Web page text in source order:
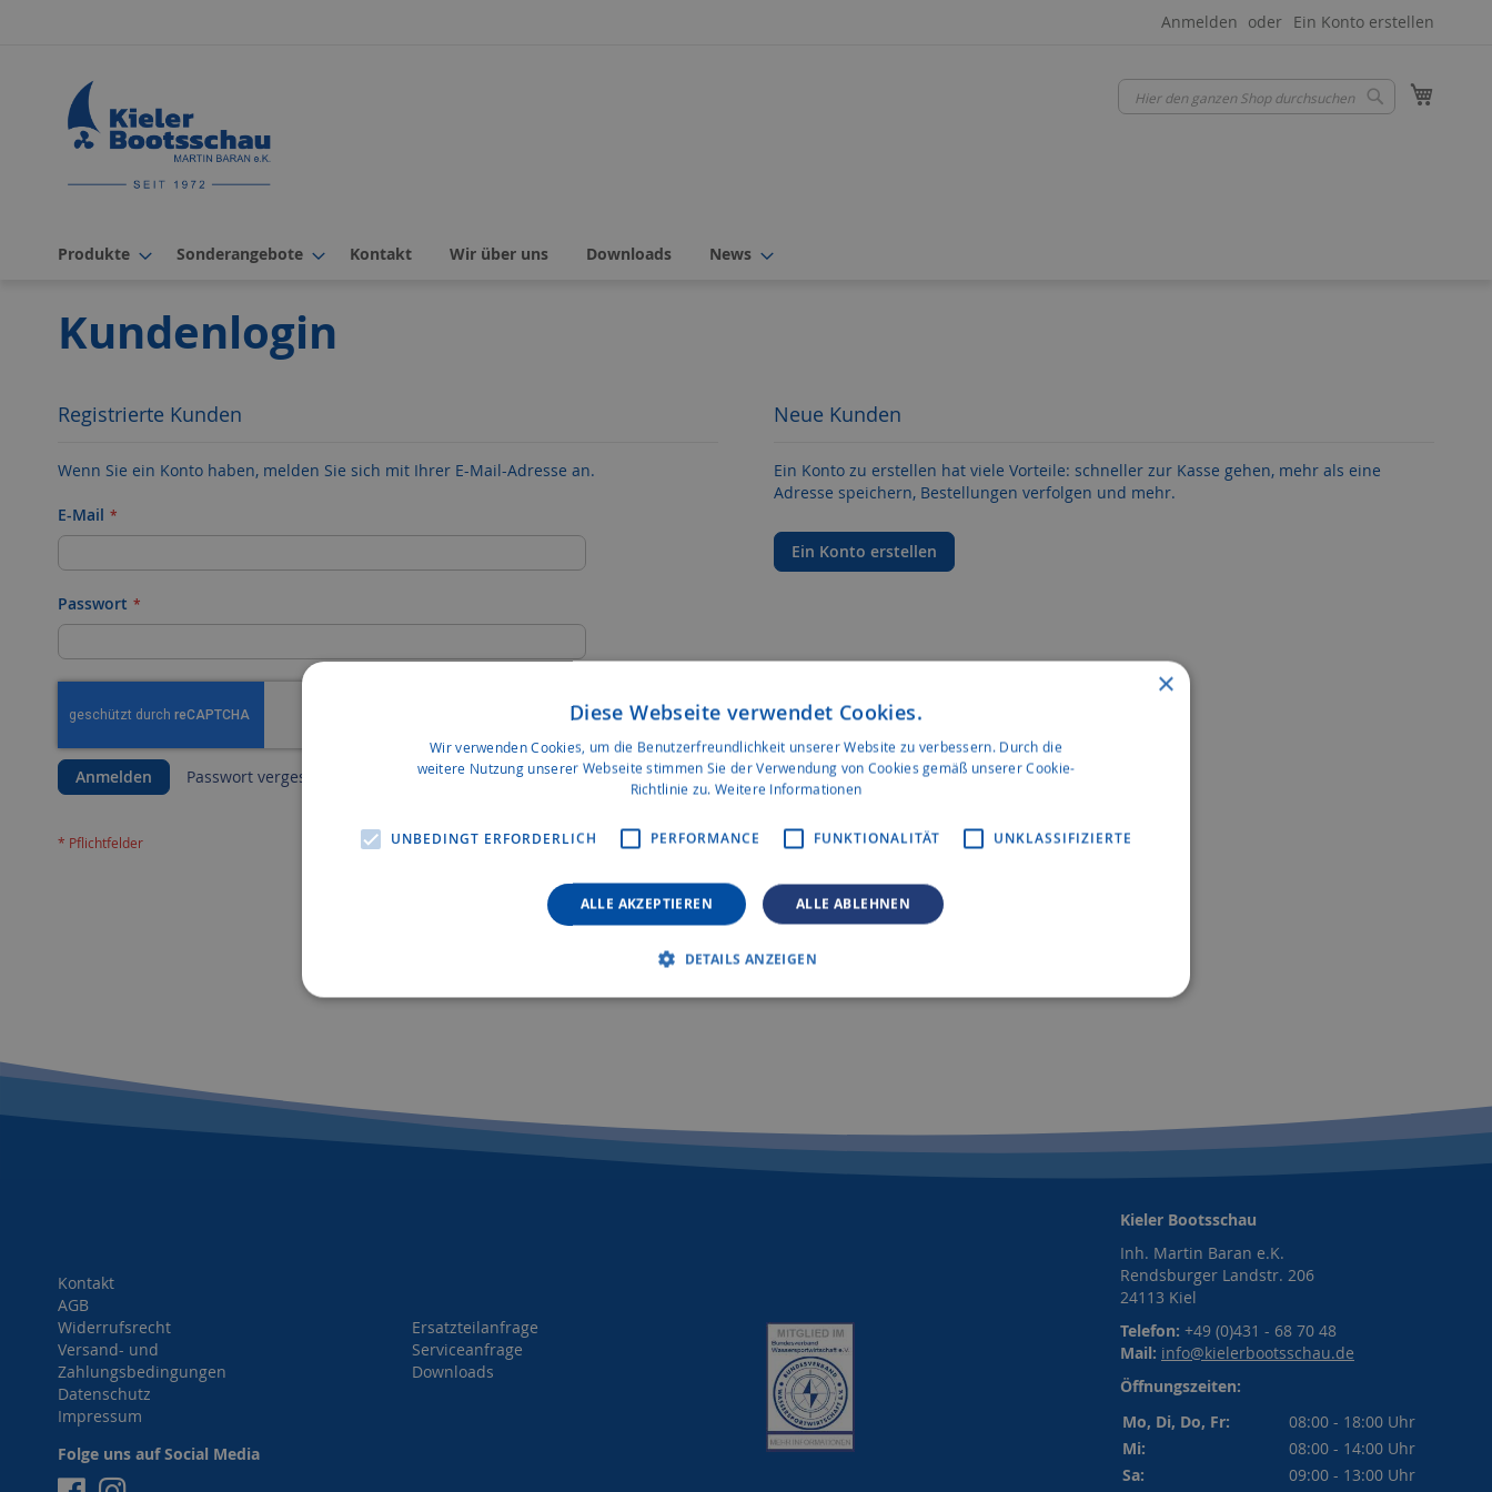
Anmelden Ein Konto erstellen
Suche
Produkte Sonderangebote Kontakt Wir über uns Downloads News
Kundenlogin
Registrierte Kunden
Wenn Sie ein Konto haben, melden Sie sich mit Ihrer E-Mail-Adresse an.
E-Mail
Passwort
Anmelden Passwort vergessen?
Neue Kunden
Ein Konto zu erstellen hat viele Vorteile: schneller zur Kasse gehen, mehr als eine
Adresse speichern, Bestellungen verfolgen und mehr.
Ein Konto erstellen
Kontakt
AGB
Widerrufsrecht
Versand- und
Zahlungsbedingungen
Datenschutz
Impressum
Ersatzteilanfrage
Serviceanfrage
Downloads
Folge uns auf Social Media
Kieler Bootsschau
Inh. Martin Baran e.K.
Rendsburger Landstr. 206
24113 Kiel
Telefon: +49 (0)431 - 68 70 48
Mail: info@kielerbootsschau.de
Öffnungszeiten:
Mo, Di, Do, Fr:
08:00 - 18:00 Uhr
Mi:
08:00 - 14:00 Uhr
Sa:
09:00 - 13:00 Uhr
×
Diese Webseite verwendet Cookies.
Wir verwenden Cookies, um die Benutzerfreundlichkeit unserer Website zu verbessern. Durch die
weitere Nutzung unserer Webseite stimmen Sie der Verwendung von Cookies gemäß unserer Cookie-
Richtlinie zu.Weitere Informationen
UNBEDINGT ERFORDERLICH PERFORMANCE FUNKTIONALITÄT UNKLASSIFIZIERTE
ALLE AKZEPTIEREN ALLE ABLEHNEN
DETAILS ANZEIGEN